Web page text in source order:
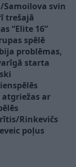
Samoilova svin
trešajā
“Elite 16”
spēlē
problēmas,
starta
ar
Rinkevičs
poļus